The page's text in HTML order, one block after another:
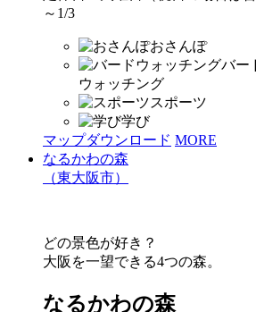
～1/3
おさんぽ
バー
ウォッチング
スポーツ
学び
マップダウンロード MORE
なるかわの森
（東大阪市）
どの景色が好き？
大阪を一望できる4つの森。
なるかわの森